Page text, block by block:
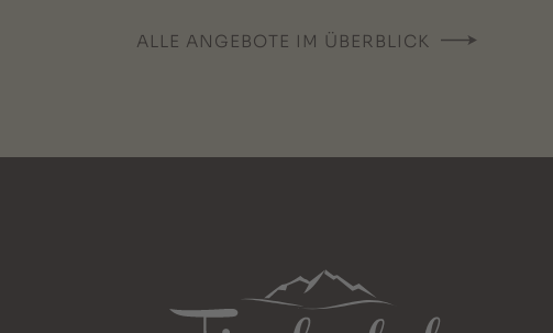
ALLE ANGEBOTE IM ÜBERBLICK